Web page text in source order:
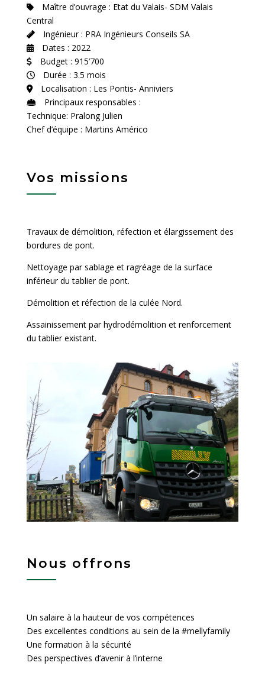
Maître d’ouvrage : Etat du Valais- SDM Valais
Central
Ingénieur : PRA Ingénieurs Conseils SA
Dates : 2022
Budget : 915’700
Durée : 3.5 mois
Localisation : Les Pontis- Anniviers
Principaux responsables :
Technique: Pralong Julien
Chef d’équipe : Martins Américo
Vos missions
Travaux de démolition, réfection et élargissement des
bordures de pont.
Nettoyage par sablage et ragréage de la surface
inférieur du tablier de pont.
Démolition et réfection de la culée Nord.
Assainissement par hydrodémolition et renforcement
du tablier existant.
Nous offrons
Un salaire à la hauteur de vos compétences
Des excellentes conditions au sein de la #mellyfamily
Une formation à la sécurité
Des perspectives d’avenir à l’interne